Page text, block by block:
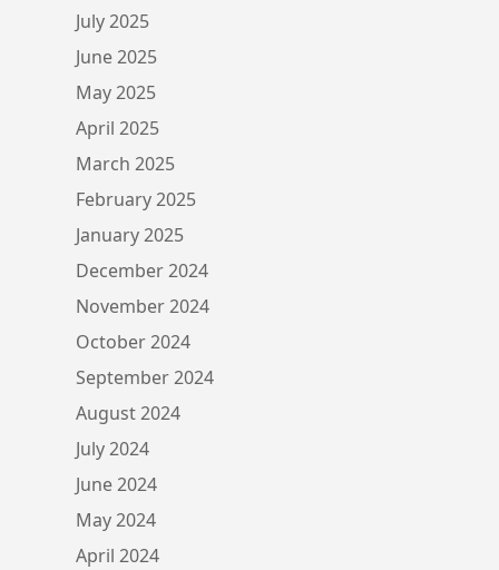
July 2025
June 2025
May 2025
April 2025
March 2025
February 2025
January 2025
December 2024
November 2024
October 2024
September 2024
August 2024
July 2024
June 2024
May 2024
April 2024